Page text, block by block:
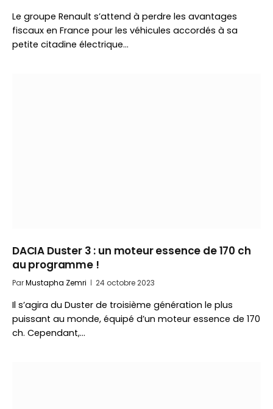
Le groupe Renault s’attend à perdre les avantages
fiscaux en France pour les véhicules accordés à sa
petite citadine électrique…
DACIA Duster 3 : un moteur essence de 170 ch
au programme !
ParMustapha Zemri 24 octobre 2023
Il s’agira du Duster de troisième génération le plus
puissant au monde, équipé d’un moteur essence de 170
ch. Cependant,…